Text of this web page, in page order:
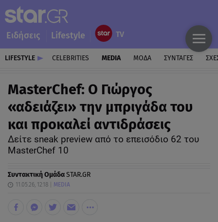
Ειδήσεις Lifestyle
LIFESTYLE CELEBRITIES MEDIA ΜΟΔΑ ΣΥΝΤΑΓΕΣ
MasterChef: Ο Γιώργος
«αδειάζει» την μπριγάδα του
και προκαλεί αντιδράσεις
Δείτε sneak preview από το επεισόδιο 62 του
MasterChef 10
Συντακτική ΟμάδαSTAR.GR
11.05.26, 12:18 MEDIA